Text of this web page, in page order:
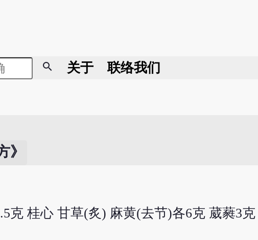
search 关于 联络我们
》
克 桂心 甘草(炙) 麻黄(去节)各6克 葳蕤3